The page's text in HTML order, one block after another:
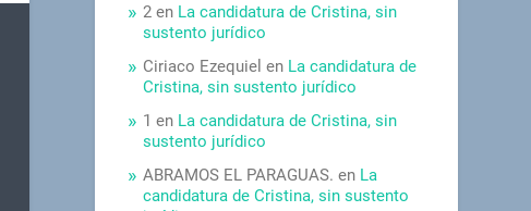
2 en La candidatura de Cristina, sin
sustento jurídico
Ciriaco Ezequiel en La candidatura de
Cristina, sin sustento jurídico
1 en La candidatura de Cristina, sin
sustento jurídico
ABRAMOS EL PARAGUAS. en La
candidatura de Cristina, sin sustento